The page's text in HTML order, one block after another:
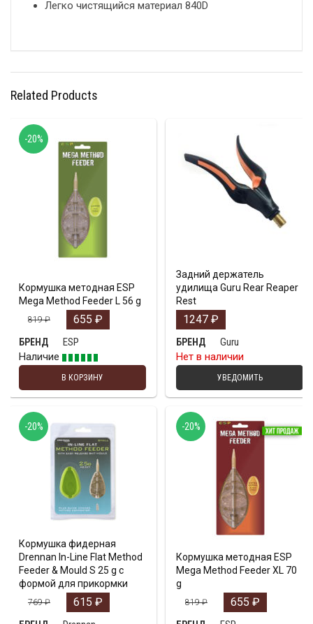
Легко чистящийся материал 840D
Related Products
Кормушка методная ESP
Mega Method Feeder L 56 g
819₽ 655 ₽
БРЕНД
ESP
Наличие
В КОРЗИНУ
-20%
Задний держатель
удилища Guru Rear Reaper
Rest
1247 ₽
БРЕНД
Guru
Нет в наличии
УВЕДОМИТЬ
Кормушка фидерная
Drennan In-Line Flat Method
Feeder & Mould S 25 g с
формой для прикормки
769₽ 615 ₽
-20%
Кормушка методная ESP
Mega Method Feeder XL 70
g
819₽ 655 ₽
-20%